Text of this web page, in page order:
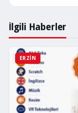
İlgili Haberler
ERZIN